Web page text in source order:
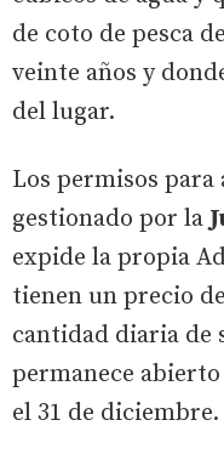
de coto de pesca
veinte años y
del lugar.
Los permisos para
gestionado por la
expide la propia
tienen un precio
cantidad diaria de
permanece
el 31 de diciembre.